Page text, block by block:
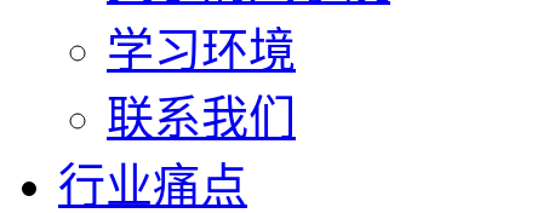
学习环境
联系我们
行业痛点